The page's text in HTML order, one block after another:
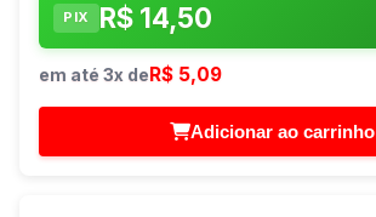
PIX R$ 14,50
em até 3x de R$ 5,09
Adicionar ao carrinho